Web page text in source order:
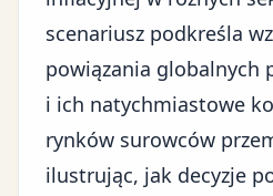
scenariusz podkreśla
powiązania globalnych
i ich natychmiastowe
rynków surowców
ilustrując, jak decyzje